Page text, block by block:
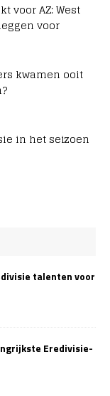
voor AZ: West
voor
kwamen ooit
in het seizoen
talenten voor
Eredivisie-